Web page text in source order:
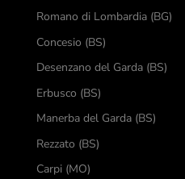
Romano di Lombardia (BG)
Concesio (BS)
Desenzano del Garda (BS)
Erbusco (BS)
Manerba del Garda (BS)
Rezzato (BS)
Carpi (MO)